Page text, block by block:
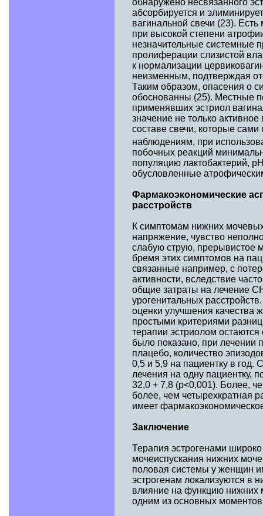
абсорбируется и
вагинальной свечи (23).
при высокой степени
незначительные системные
пролиферации слизистой
к нормализации
неизменным, подтверждая
Таким образом, опасения о
обоснованны (25). Местные
применявших эстриол
значение не только
составе свечи, которые
наблюдениям, при
побочных реакций
популяцию лактобактерий,
обусловленные
Фармакоэкономические
расстройств
К симптомам нижних
напряжение, чувство
слабую струю, прерывистое
бремя этих симптомов на
связанные например, с
активности, вследствие
общие затраты на лечение
урогенитальных
оценки улучшения качества
простыми критериями
терапии эстриолом
было показано, при лечении
плацебо, количество
0,5 и 5,9 на пациентку в год.
лечения на одну пациентку,
32,0 + 7,8 (р<0,001). Более,
более, чем четырехкратная
имеет
Заключение
Терапия эстрогенами
мочеиспускания нижних
половая системы у женщин
эстрогенам локализуются в
влияние на функцию нижних
одним из основных